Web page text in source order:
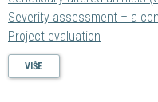
Severity assessment – a
Project evaluation
VIŠE